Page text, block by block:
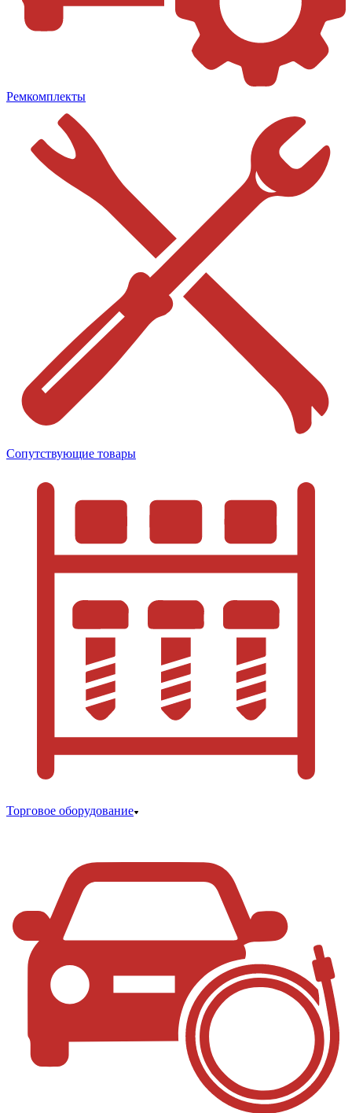
Ремкомплекты
Сопутствующие товары
Торговое оборудование